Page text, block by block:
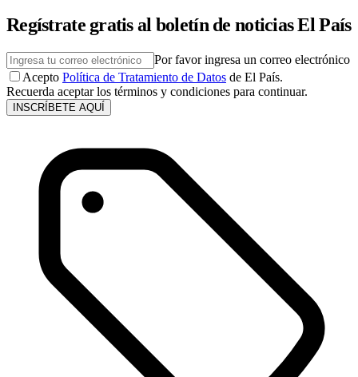
Regístrate gratis al boletín de noticias El País
Por favor ingresa un correo electrónico
Acepto Política de Tratamiento de Datos de El País.
Recuerda aceptar los términos y condiciones para continuar.
INSCRÍBETE AQUÍ